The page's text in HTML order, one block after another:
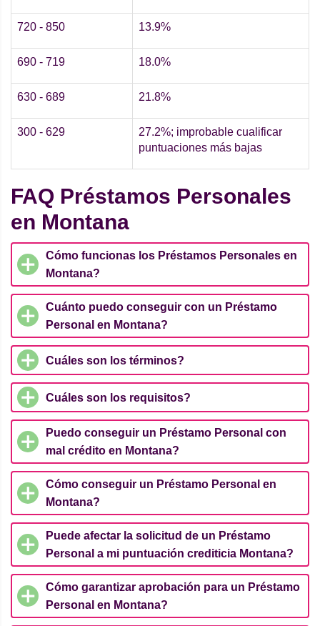
720 - 850 13.9%
690 - 719 18.0%
630 - 689 21.8%
300 - 629
27.2%; improbable cualificar
puntuaciones más bajas
FAQ Préstamos Personales
en Montana
Cómo funcionas los Préstamos Personales en
Montana?
Cuánto puedo conseguir con un Préstamo
Personal en Montana?
Cuáles son los términos?
Cuáles son los requisitos?
Puedo conseguir un Préstamo Personal con
mal crédito en Montana?
Cómo conseguir un Préstamo Personal en
Montana?
Puede afectar la solicitud de un Préstamo
Personal a mi puntuación crediticia Montana?
Cómo garantizar aprobación para un Préstamo
Personal en Montana?